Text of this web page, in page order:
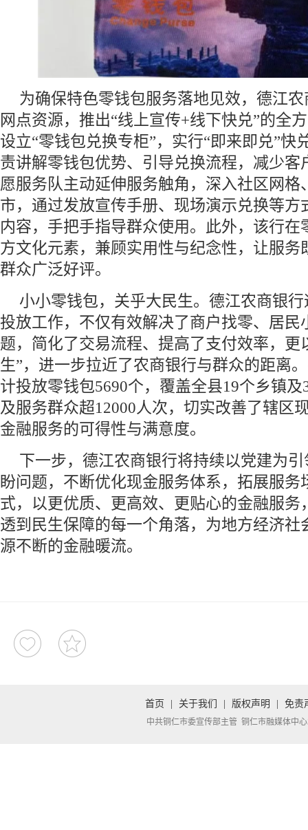
为确保特色零钱包服务落地见效，德江
网点资源，推出“线上宣传+线下快兑”的全
设立“零钱包兑换专柜”，实行“即来即兑”快
责讲解零钱包优势、引导兑换流程，减少客
愿服务队主动延伸服务触角，深入社区网格
市，通过发放宣传手册、现场演示兑换等方
内容，手把手指导群众使用。此外，该行在
方文化元素，兼顾实用性与纪念性，让服务
群众广泛好评。
小小零钱包，关乎大民生。德江农商银
投放工作，不仅有效解决了商户找零、居民
题，简化了交易流程、提高了支付效率，更
生”，进一步拉近了农商银行与群众的距离
计投放零钱包5690个，覆盖全县19个乡镇
及服务群众超12000人次，切实改善了辖区
金融服务的可得性与满意度。
下一步，德江农商银行将持续以党建为
盼问题，不断优化现金服务体系，拓展服务
式，以更优质、更高效、更贴心的金融服务
透到民生保障的每一个角落，为地方经济社
源不断的金融暖流。
首页 关于我们 版权声明 免责
中共铜仁市委宣传部主管 铜仁市融媒体中心